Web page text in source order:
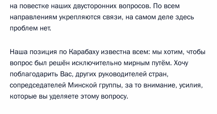
на повестке наших двусторонних вопросов. По всем
направлениям укрепляются связи, на самом деле здесь
проблем нет.
Наша позиция по Карабаху известна всем: мы хотим, чтобы
вопрос был решён исключительно мирным путём. Хочу
поблагодарить Вас, других руководителей стран,
сопредседателей Минской группы, за то внимание, усилия,
которые вы уделяете этому вопросу.